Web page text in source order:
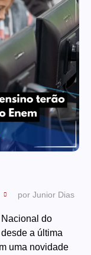
por Junior Dias
do
a última
uma novidade